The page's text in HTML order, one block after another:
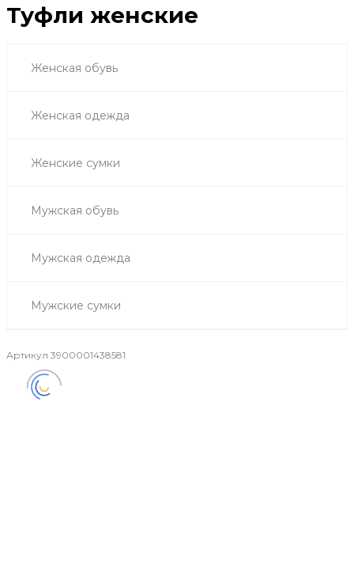
Туфли женские
Женская обувь
Женская одежда
Женские сумки
Мужская обувь
Мужская одежда
Мужские сумки
Артикул 3900001438581